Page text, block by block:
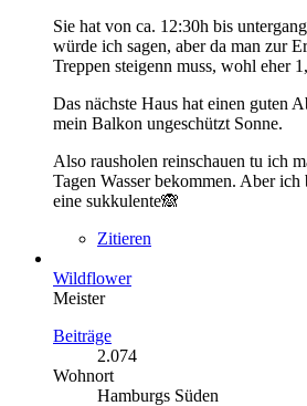
Sie hat von ca. 12:30h bis
würde ich sagen, aber da man zur
Treppen steigenn muss, wohl eher
Das nächste Haus hat einen guten
mein Balkon ungeschützt Sonne.
Also rausholen reinschauen tu ich
Tagen Wasser bekommen. Aber ich
eine sukkulente🙈
Zitieren
Wildflower
Meister
Beiträge
2.074
Wohnort
Hamburgs Süden